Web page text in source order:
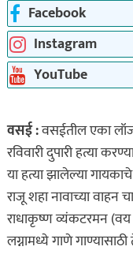
Facebook
Instagram
YouTube
वसई :वसईतील एका
रविवारी दुपारी हत्या
या हत्या झालेल्या
राजू शहा नावाच्या
राधाकृष्ण व्यंकटरमन (वय
लग्नामध्ये गाणे